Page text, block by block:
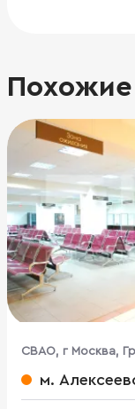
CВАО, г Москва,
м.